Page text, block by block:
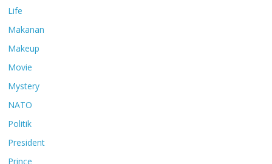
Life
Makanan
Makeup
Movie
Mystery
NATO
Politik
President
Prince